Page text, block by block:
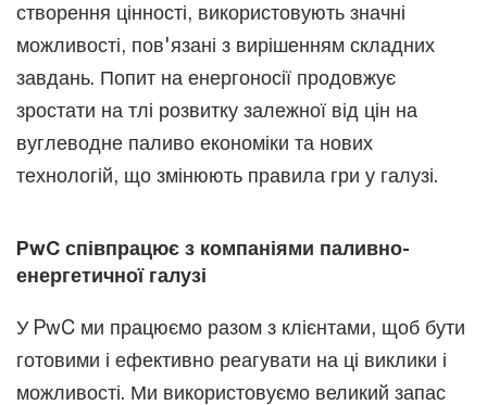
створення цінності, використовують значні
можливості, пов'язані з вирішенням складних
завдань. Попит на енергоносії продовжує
зростати на тлі розвитку залежної від цін на
вуглеводне паливо економіки та нових
технологій, що змінюють правила гри у галузі.
PwC співпрацює з компаніями паливно-
енергетичної галузі
У PwC ми працюємо разом з клієнтами, щоб бути
готовими і ефективно реагувати на ці виклики і
можливості. Ми використовуємо великий запас